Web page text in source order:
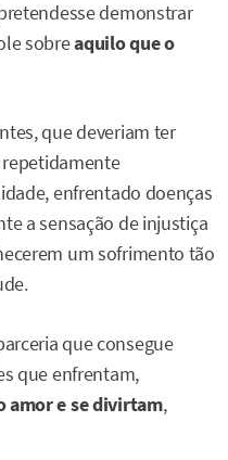
demonstrar
sobreaquilo que o
que deveriam ter
enfrentado doenças
a sensação de injustiça
um sofrimento tão
que consegue
que enfrentam,
amor e se divirtam,